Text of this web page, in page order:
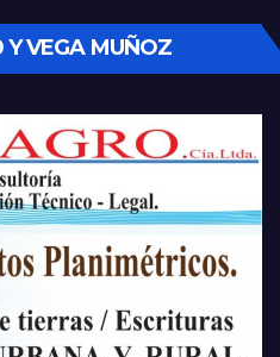
Y VEGA MUÑOZ